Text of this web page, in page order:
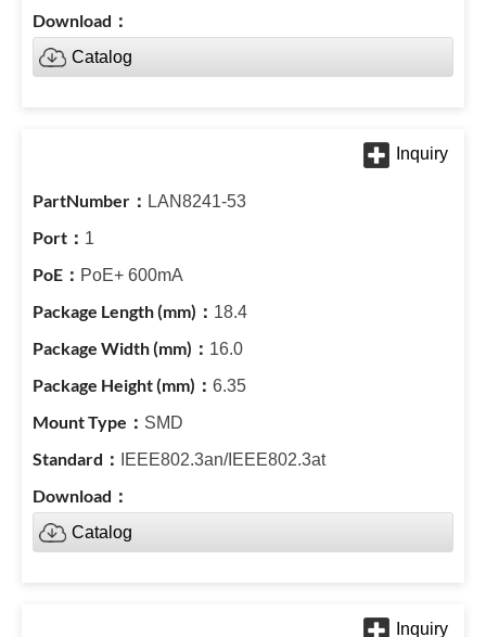
Catalog
LAN8241-53
1
PoE+ 600mA
18.4
16.0
6.35
SMD
IEEE802.3an/IEEE802.3at
Catalog